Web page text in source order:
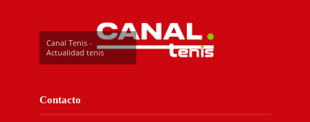
Canal Tenis -
Actualidad tenis
Contacto